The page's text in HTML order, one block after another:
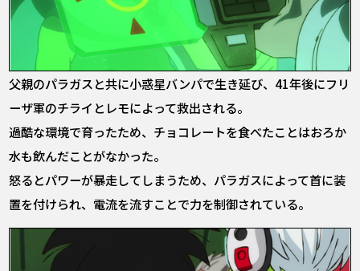
父親のパラガスと共に小惑星バンパで生き延び、41年後にフリ
ーザ軍のチライとレモによって救出される。
過酷な環境で育ったため、チョコレートを食べたことはおろか
水も飲んだことがなかった。
怒るとパワーが暴走してしまうため、パラガスによって首に装
置を付けられ、電流を流すことで力を制御されている。